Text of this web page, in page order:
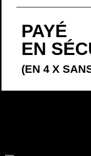
PAYÉ
EN
(EN 4 X